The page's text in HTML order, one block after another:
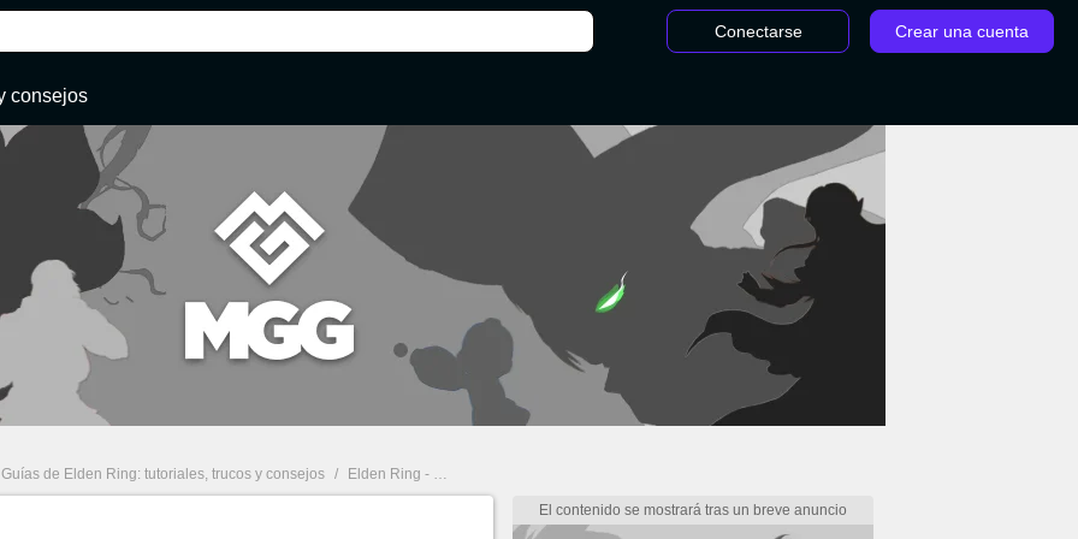
Conectarse Crear una cuenta
consejos
Guías de Elden Ring: tutoriales, trucos y consejos / Elden Ring - Radagon de la Orden Dorada y Bestia de Elden: ¿Cómo vencer al jefe final?